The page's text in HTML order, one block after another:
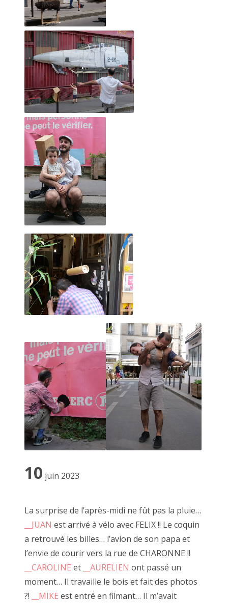
10 juin 2023
La surprise de l’après-midi ne fût pas la pluie…
__JUAN est arrivé à vélo avec FELIX !! Le coquin
a retrouvé les billes… l’avion de son papa et
l’envie de courir vers la rue de CHARONNE !!
__CAROLINE et __AURELIEN ont passé un
moment… Il travaille le bois et fait des photos
?!
__MIKE est entré en filmant… Il m’avait
CECILE RAYMOND, 18 octobre 2014
MARCEL ROGER aux claquettes 2018
Le OU PAS, concept inhérent aux faiseurs, consiste dans le
fait de jouer de tout.
De sa voix, de son corps, d'une fabrication d'éléments à
une performance improvisée sans savoir si cela va "le faire
ou pas".
Principalement menées DEHORS! sur le parvis, la scène
d'à côté, ces tribulations sont essentielles pour
Le faiseur se moque de la connotation négative du
d'indifférence.
Chaque regard ne peut être que critique constructive ou
réponse à sa quête personelle de l'obsession créatrice.
-----------